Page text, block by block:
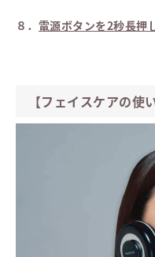
８． 電源ボタンを2秒長押
【フェイスケアの使